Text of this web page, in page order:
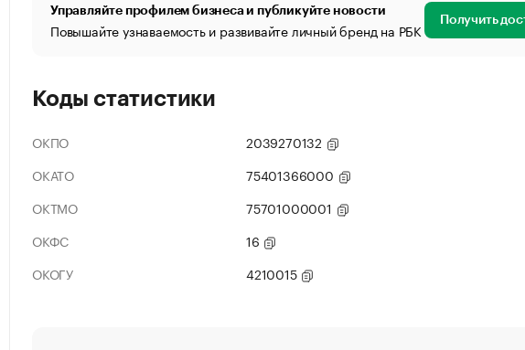
Управляйте профилем бизнеса и публикуйте новости
Повышайте узнаваемость и развивайте личный бренд на РБК Получить
Коды статистики
ОКПО
2039270132
ОКАТО
75401366000
ОКТМО
75701000001
ОКФС
16
ОКОГУ
4210015